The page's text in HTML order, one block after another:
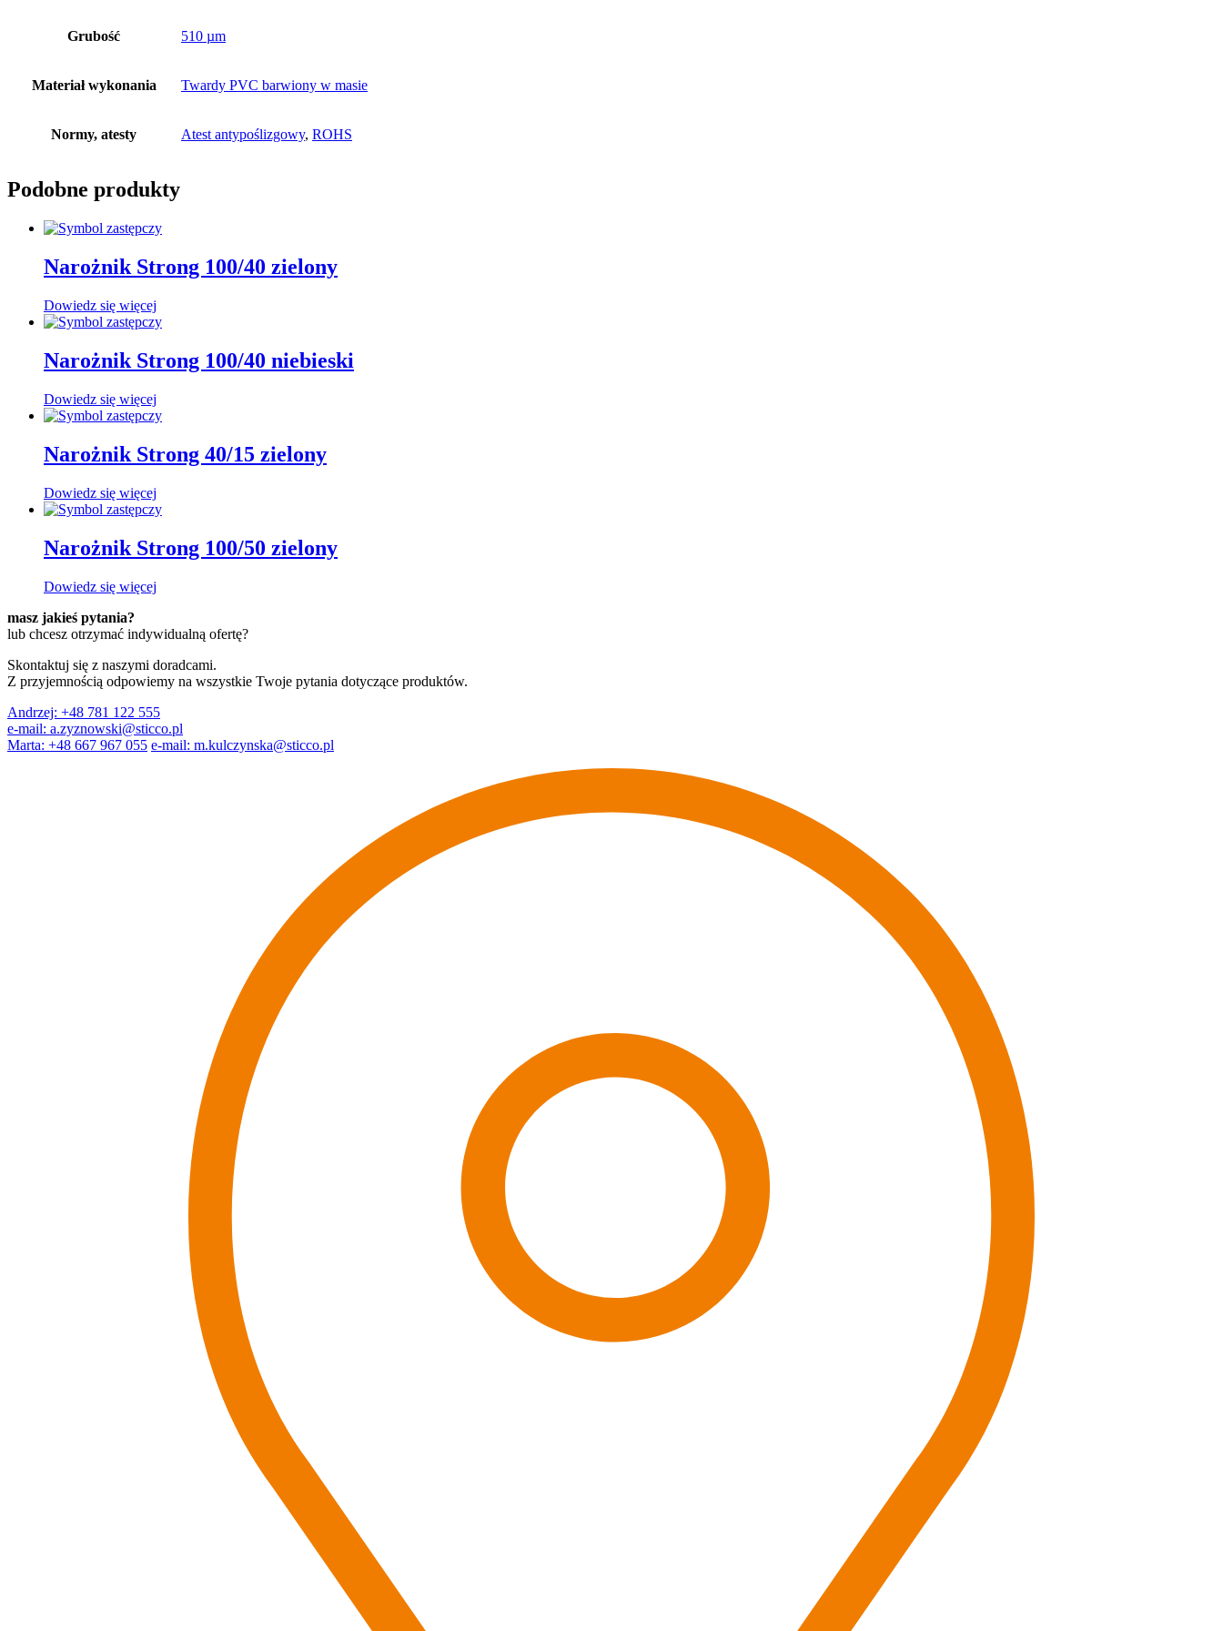
Grubość 510 µm
Materiał wykonania Twardy PVC barwiony w masie
Normy, atesty Atest antypoślizgowy, ROHS
Podobne produkty
Narożnik Strong 100/40 zielony
Dowiedz się więcej
Narożnik Strong 100/40 niebieski
Dowiedz się więcej
Narożnik Strong 40/15 zielony
Dowiedz się więcej
Narożnik Strong 100/50 zielony
Dowiedz się więcej
masz jakieś pytania?
lub chcesz otrzymać indywidualną ofertę?
Skontaktuj się z naszymi doradcami.
Z przyjemnością odpowiemy na wszystkie Twoje pytania dotyczące produktów.
Andrzej: +48 781 122 555
e-mail: a.zyznowski@sticco.pl
Marta: +48 667 967 055 e-mail: m.kulczynska@sticco.pl